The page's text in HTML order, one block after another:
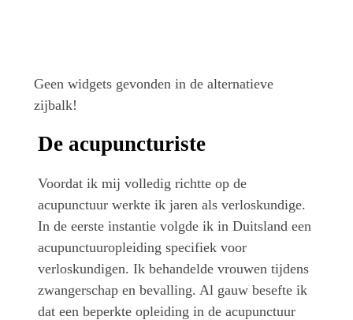
Geen widgets gevonden in de alternatieve
zijbalk!
De acupuncturiste
Voordat ik mij volledig richtte op de
acupunctuur werkte ik jaren als verloskundige.
In de eerste instantie volgde ik in Duitsland een
acupunctuuropleiding specifiek voor
verloskundigen. Ik behandelde vrouwen tijdens
zwangerschap en bevalling. Al gauw besefte ik
dat een beperkte opleiding in de acupunctuur